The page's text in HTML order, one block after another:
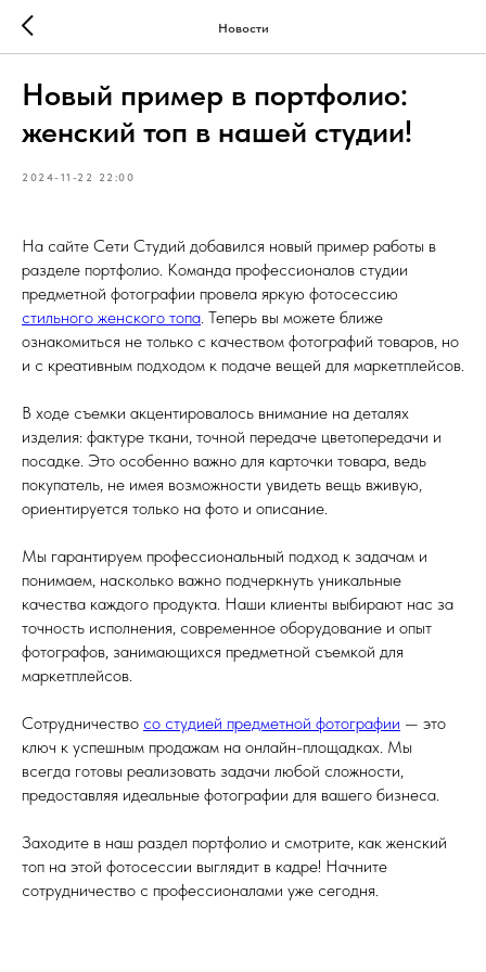
Новости
Новый пример в портфолио:
женский топ в нашей студии!
2024-11-22 22:00
На сайте Сети Студий добавился новый пример работы в
разделе портфолио. Команда профессионалов студии
предметной фотографии провела яркую фотосессию
стильного женского топа. Теперь вы можете ближе
ознакомиться не только с качеством фотографий товаров, но
и с креативным подходом к подаче вещей для маркетплейсов.
В ходе съемки акцентировалось внимание на деталях
изделия: фактуре ткани, точной передаче цветопередачи и
посадке. Это особенно важно для карточки товара, ведь
покупатель, не имея возможности увидеть вещь вживую,
ориентируется только на фото и описание.
Мы гарантируем профессиональный подход к задачам и
понимаем, насколько важно подчеркнуть уникальные
качества каждого продукта. Наши клиенты выбирают нас за
точность исполнения, современное оборудование и опыт
фотографов, занимающихся предметной съемкой для
маркетплейсов.
Сотрудничество со студией предметной фотографии — это
ключ к успешным продажам на онлайн-площадках. Мы
всегда готовы реализовать задачи любой сложности,
предоставляя идеальные фотографии для вашего бизнеса.
Заходите в наш раздел портфолио и смотрите, как женский
топ на этой фотосессии выглядит в кадре! Начните
сотрудничество с профессионалами уже сегодня.